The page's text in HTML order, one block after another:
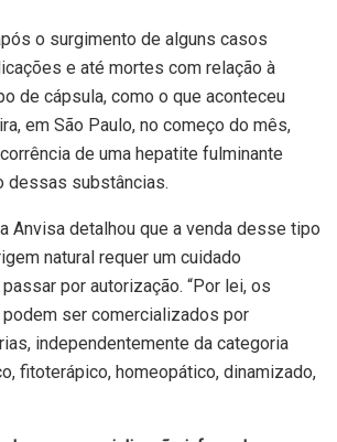
o surgimento de alguns casos
e até mortes com relação à
de cápsula, como o que aconteceu
em São Paulo, no começo do mês,
de uma hepatite fulminante
dessas substâncias.
Anvisa detalhou que a venda desse tipo
natural requer um cuidado
por autorização. “Por lei, os
ser comercializados por
independentemente da categoria
fitoterápico, homeopático, dinamizado,